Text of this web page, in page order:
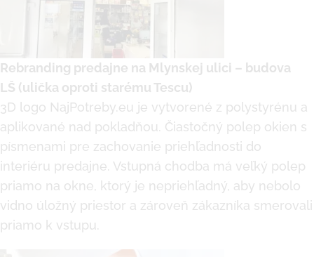
Rebranding predajne na Mlynskej ulici – budova
LŠ (ulička oproti starému Tescu)
3D logo NajPotreby.eu je vytvorené z polystyrénu a
aplikované nad pokladňou. Čiastočný polep okien s
písmenami pre zachovanie priehľadnosti do
interiéru predajne. Vstupná chodba má veľký polep
priamo na okne, ktorý je nepriehľadný, aby nebolo
vidno úložný priestor a zároveň zákazníka smerovali
priamo k vstupu.